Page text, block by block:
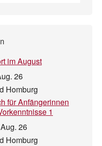
im August
26
Homburg
für Anfängerinnen
1
26
Homburg